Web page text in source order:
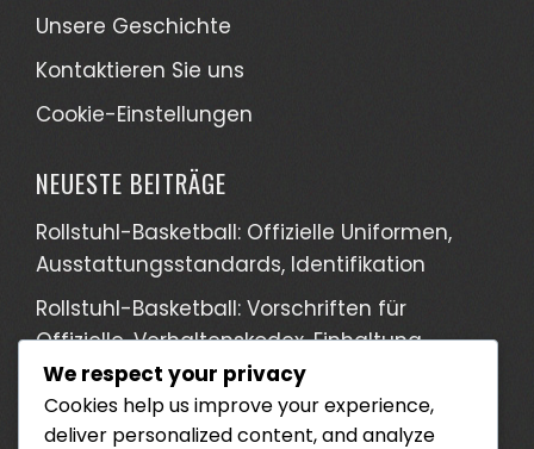
Unsere Geschichte
Kontaktieren Sie uns
Cookie-Einstellungen
NEUESTE BEITRÄGE
Rollstuhl-Basketball: Offizielle Uniformen,
Ausstattungsstandards, Identifikation
Rollstuhl-Basketball: Vorschriften für
Offizielle, Verhaltenskodex, Einhaltung
Rollstuhl-Basketball: Konfliktlösung,
Spielstreitigkeiten, Autorität der
We respect your privacy
Cookies help us improve your experience,
deliver personalized content, and analyze